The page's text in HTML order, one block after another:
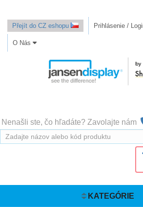
Přejít do CZ eshopu Prihlásenie /
O Nás
Nenašli ste, čo hľadáte? Zavolajte nám
KATEGÓRIE